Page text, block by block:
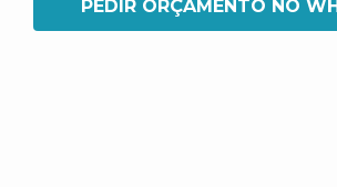
PEDIR ORÇAMENTO NO